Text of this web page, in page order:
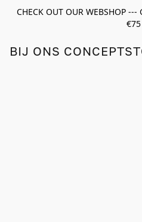
CHECK OUT OUR WEBSHOP ---
€75
BIJ ONS